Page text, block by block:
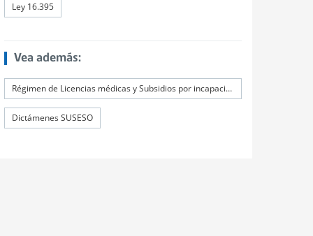
Ley 16.395
Vea además:
Régimen de Licencias médicas y Subsidios por incapacidad laboral (SIL)
Dictámenes SUSESO